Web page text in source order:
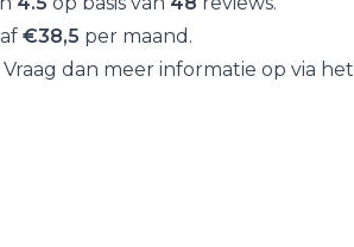
€38,5 per maand.
dan meer informatie op via het